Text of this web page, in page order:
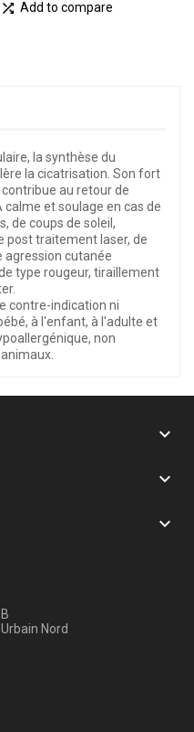
 Add to compare
la synthèse du
la cicatrisation. Son fort
au retour de
calme et soulage en cas de
de coups de soleil,
post traitement laser, de
agression cutanée
type rougeur, tiraillement
contre-indication ni
à l'enfant, à l'adulte et
non



Nord